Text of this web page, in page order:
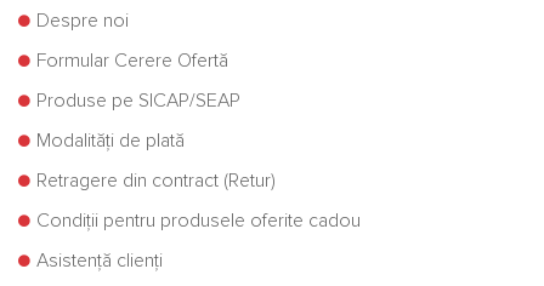
Despre noi
Formular Cerere Ofertă
Produse pe SICAP/SEAP
Modalități de plată
Retragere din contract (Retur)
Condiții pentru produsele oferite cadou
Asistență clienți